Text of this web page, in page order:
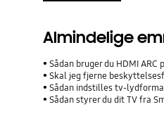
Almindelige
Sådan bruger du HDMI
Skal jeg fjerne
Sådan indstilles tv-
Sådan styrer du dit TV fra